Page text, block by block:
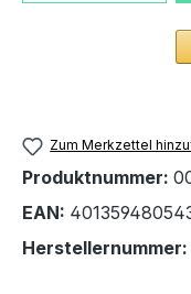
Zum Merkzettel
Produktnummer:
EAN:
Herstellernummer: